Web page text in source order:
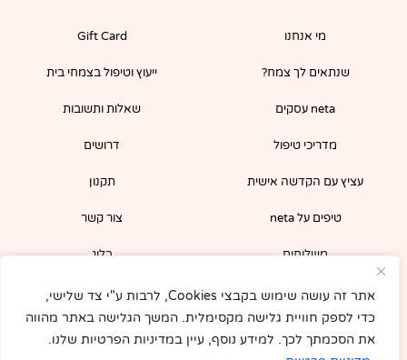
אתר זה עושה שימוש בקבצי Cookies, לרבות ע"י צד שלישי,
כדי לספק חוויית גלישה מקסימלית. המשך הגלישה באתר מהווה
את הסכמתך לכך. למידע נוסף, עיין במדיניות הפרטיות שלנו.
o
f
מי אנחנו
שנתאים לך צמח?
neta עסקים
מדריכי טיפול
עציץ עם הקדשה אישית
טיפים על neta
משלוחים
Gift Card
ייעוץ וטיפול בצמחי בית
שאלות ותשובות
דרושים
תקנון
צור קשר
בלוג
מיידית באתר!